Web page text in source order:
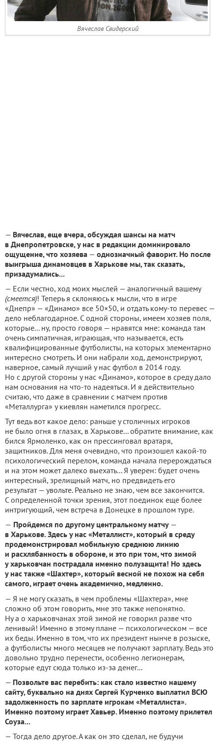
Вячеслав Свидерский
— Вячеслав, еще вчера, обсуждая шансы на матч
в Днепропетровске, у нас в редакции доминировало
ощущение, что хозяева — однозначный фаворит. Но после
выигрыша динамовцев в Харькове мы, так сказать,
призадумались...
— Если честно, ход моих мыслей — аналогичный вашему
(смеется)! Теперь я склоняюсь к мысли, что в игре
«Днепр» — «Динамо» все 50×50, и отдать кому-то перевес —
дело неблагодарное. С одной стороны, имеем хозяев поля,
которые... ну, просто говоря — нравятся мне: команда там
очень симпатичная, играющая, что называется, есть
квалифицированные футболисты, на которых элементарно
интересно смотреть. И они набрали ход, демонстрируют,
наверное, самый лучший у нас футбол в 2014 году.
Но с другой стороны у нас «Динамо», которое в среду дало
нам основания на что-то надеяться. И я действительно
считаю, что даже в сравнении с матчем против
«Металлурга» у киевлян наметился прогресс.
Тут ведь вот какое дело: раньше у столичных игроков
не было огня в глазах, в Харькове... обратите внимание, как
бился Ярмоленко, как он прессинговал вратаря,
защитников. Для меня очевидно, что произошел какой-то
психологический перелом, команда начала перерождаться
и на этом может далеко выехать... Я уверен: будет очень
интересный, зрелищный матч, но предвидеть его
результат — увольте. Реально не знаю, чем все закончится.
С определенной точки зрения, этот поединок еще более
интригующий, чем встреча в Донецке в прошлом туре.
— Пройдемся по другому центральному матчу —
в Харькове. Здесь у нас «Металлист», который в среду
продемонстрировал мобильную среднюю линию
и расхлябанность в обороне, и это при том, что зимой
у харьковчан пострадала именно полузащита! Но здесь
у нас также «Шахтер», который весной не похож на себя
самого, играет очень академично, медленно.
— Я не могу сказать, в чем проблемы «Шахтера», мне
сложно об этом говорить, мне это также непонятно.
Ну а о харьковчанах этой зимой не говорил разве что
ленивый! Именно в этому плане — психологическом — все
их беды. Именно в том, что их президент нынче в розыске,
а футболисты много месяцев не получают зарплату. Ведь это
довольно трудно перенести, особенно легионерам,
которые едут сюда только из-за денег...
— Позвольте вас перебить: как стало известно нашему
сайту, буквально на днях Сергей Курченко выплатил ВСЮ
задолженность по зарплате игрокам «Металлиста».
Именно поэтому играет Хавьер. Именно поэтому прилетел
Соуза...
— Тогда дело другое. А как он это сделал, не будучи